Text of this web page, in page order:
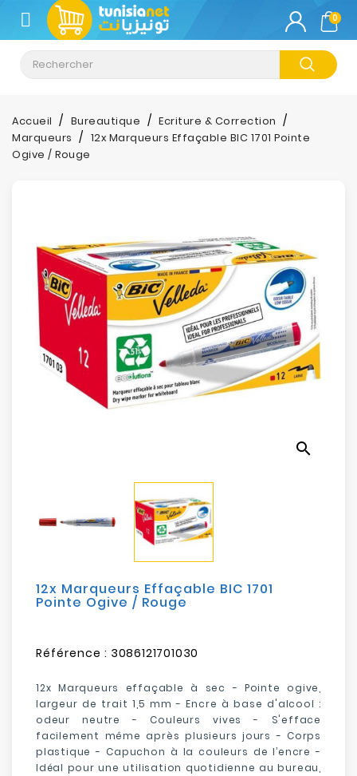
CATÉGORIE
Climatisation
Informatique
Téléphonie
Stockage
TV-
Son-
Photos
Electroménager
Mobilités
0
Accueil Bureautique
Ecriture & Correction
Marqueurs
12x Marqueurs Effaçable BIC 1701 Pointe
Ogive / Rouge
search
12x Marqueurs Effaçable BIC 1701
Pointe Ogive / Rouge
Référence : 3086121701030
12x Marqueurs effaçable à sec - Pointe ogive,
largeur de trait 1,5 mm - Encre à base d'alcool :
odeur neutre - Couleurs vives - S'efface
facilement même après plusieurs jours - Corps
plastique - Capuchon à la couleurs de l’encre -
Idéal pour une utilisation quotidienne au bureau,